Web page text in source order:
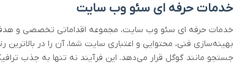
خدمات حرفه ای سئو وب سایت
خدمات حرفه ای سئو وب سایت، مجموعه اقداماتی تخصصی و
بهینه‌سازی فنی، محتوایی و اعتباری سایت شما، آن را در بالاترین
جستجو مانند گوگل قرار می‌دهد. این فرآیند نه تنها به جذب